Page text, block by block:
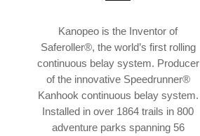
Kanopeo is the Inventor of
Saferoller®, the world’s first rolling
continuous belay system. Producer
of the innovative Speedrunner®
Kanhook continuous belay system.
Installed in over 1864 trails in 800
adventure parks spanning 56